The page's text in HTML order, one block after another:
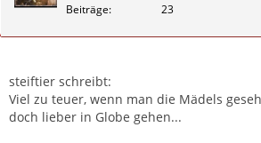
Beiträge 23
steiftier schreibt:
Viel zu teuer, wenn man die Mädels
doch lieber in Globe gehen...